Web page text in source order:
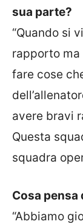
sua parte?
“Quando si
rapporto
fare cose
avere bravi
Questa
squadra
Cosa pensa
“Abbiamo